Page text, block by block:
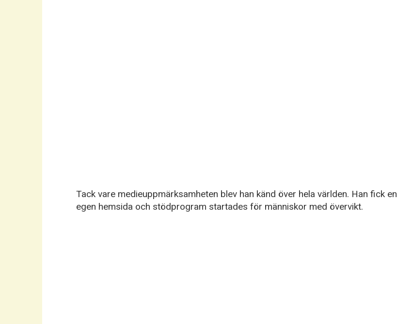
Tack vare medieuppmärksamheten blev han känd över hela världen. Han fick en
egen hemsida och stödprogram startades för människor med övervikt.